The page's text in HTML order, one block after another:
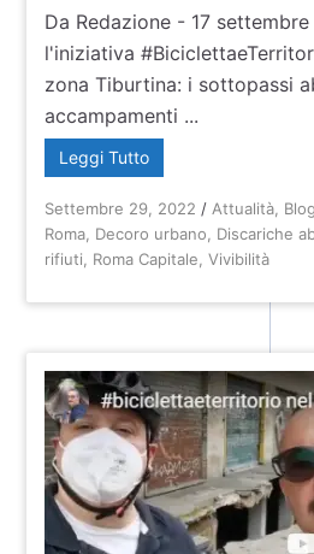
Da Redazione - 17
l'iniziativa
zona Tiburtina: i sottopassi
accampamenti ...
Leggi Tutto
Settembre 29, 2022 / Attualità Blog
Roma Decoro urbano Discariche
rifiuti
Roma Capitale ,Vivibilità